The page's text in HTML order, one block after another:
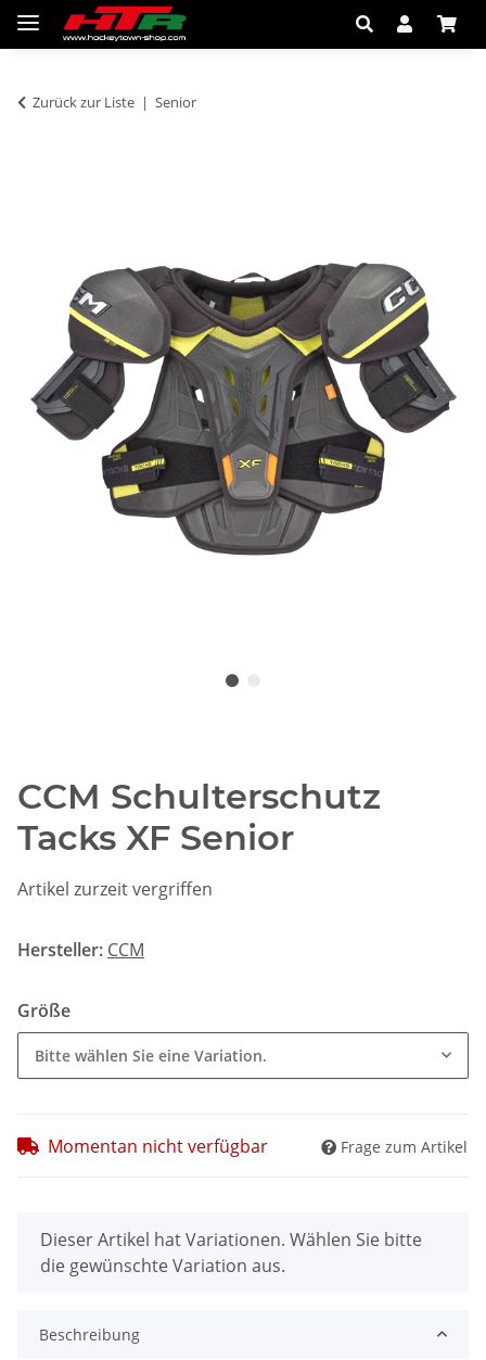
Zurück zur Liste Senior
CCM Schulterschutz
Tacks XF Senior
Artikel zurzeit vergriffen
Hersteller: CCM
Größe
Bitte wählen Sie eine Variation.
Momentan nicht verfügbar Frage zum Artikel
x
Dieser Artikel hat Variationen. Wählen Sie bitte
die gewünschte Variation aus.
Beschreibung